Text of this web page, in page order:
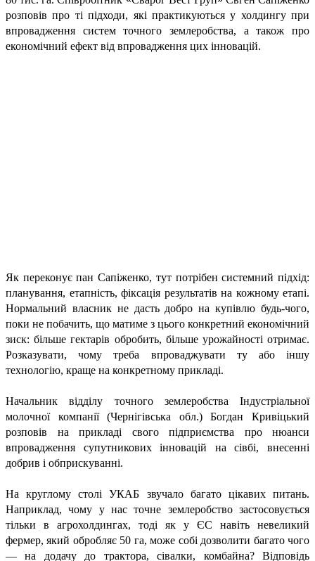
розповів про ті підходи, які практикуються у холдингу при
впровадження систем точного землеробства, а також про
економічний ефект від впровадження цих інновацій.
Як переконує пан Сапіженко, тут потрібен системний підхід:
планування, етапність, фіксація результатів на кожному етапі.
Нормальний власник не дасть добро на купівлю будь-чого,
поки не побачить, що матиме з цього конкретний економічний
зиск: більше гектарів обробить, більше урожайності отримає.
Розказувати, чому треба впроваджувати ту або іншу
технологію, краще на конкретному прикладі.
Начальник відділу точного землеробства Індустріальної
молочної компанії (Чернігівська обл.) Богдан Кривіцький
розповів на прикладі свого підприємства про нюанси
впровадження супутникових інновацій на сівбі, внесенні
добрив і обприскуванні.
На круглому столі УКАБ звучало багато цікавих питань.
Наприклад, чому у нас точне землеробство застосовується
тільки в агрохолдингах, тоді як у ЄС навіть невеликий
фермер, який обробляє 50 га, може собі дозволити багато чого
— на додачу до трактора, сівалки, комбайна? Відповідь